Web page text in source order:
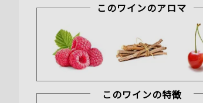
このワインのアロマ
このワインの特徴